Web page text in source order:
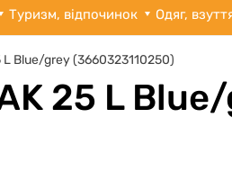
Туризм, відпочинок Одяг,
Blue/grey (3660323110250)
25 L